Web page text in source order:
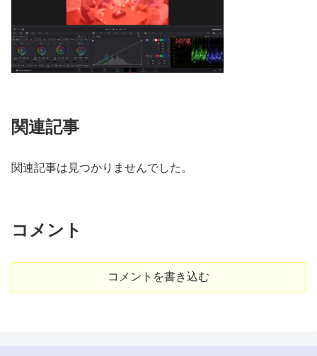
関連記事
関連記事は見つかりませんでした。
コメント
コメントを書き込む